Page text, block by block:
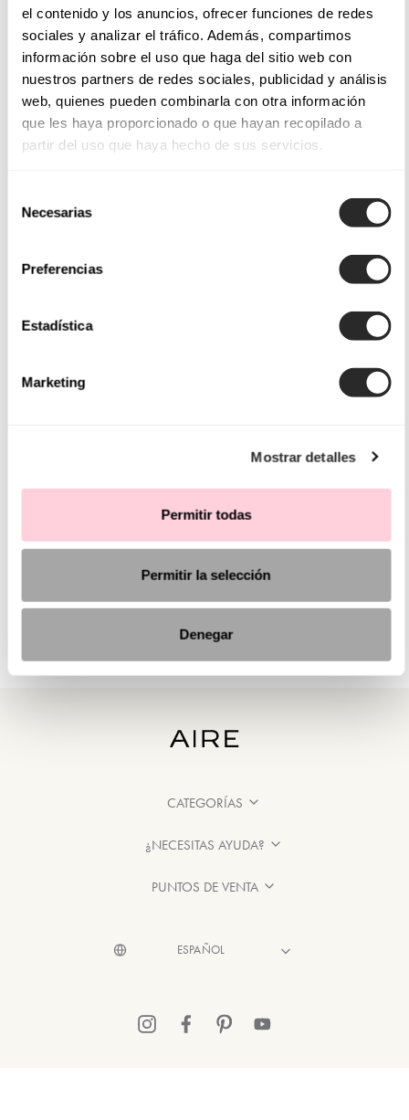
el contenido y los anuncios, ofrecer funciones de redes
sociales y analizar el tráfico. Además, compartimos
información sobre el uso que haga del sitio web con
nuestros partners de redes sociales, publicidad y análisis
web, quienes pueden combinarla con otra información
que les haya proporcionado o que hayan recopilado a
partir del uso que haya hecho de sus servicios.
Necesarias
Preferencias
Estadística
Marketing
Mostrar detalles
Permitir todas
Permitir la selección
Denegar
CATEGORÍAS
¿NECESITAS AYUDA?
PUNTOS DE VENTA